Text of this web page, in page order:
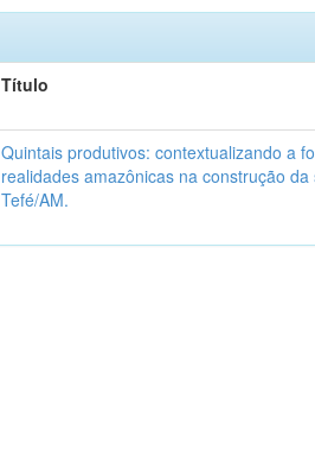
Título
Quintais produtivos: contextualizando a
realidades amazônicas na construção
Tefé/AM.